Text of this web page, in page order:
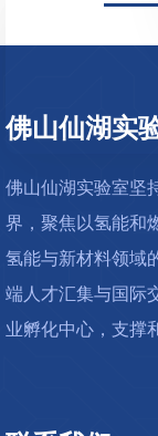
佛山仙湖实
佛山仙湖实验室坚
界，聚焦以氢能和
氢能与新材料领域
端人才汇集与国际
业孵化中心，支撑